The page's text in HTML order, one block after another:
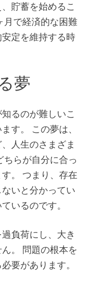
貯蓄を始めるこ
月で経済的な困難
定を維持する時
夢
るのが難しいこ
す。 この夢は、
人生のさまざま
ちらが自分に合っ
。 つまり、存在
いと分かってい
いるのです。
負荷にし、大き
。 問題の根本を
要があります。